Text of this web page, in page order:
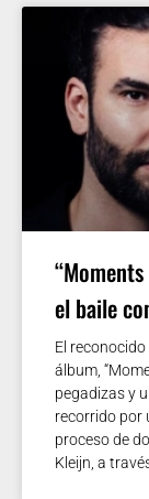
el baile
El
álbum,
pegadizas y
recorrido por
proceso de
Kleijn, a